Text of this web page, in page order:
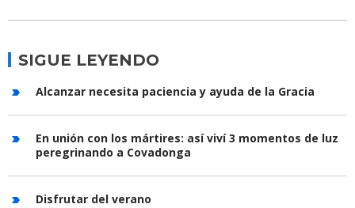
SIGUE LEYENDO
Alcanzar necesita paciencia y ayuda de la Gracia
En unión con los mártires: así viví 3 momentos de luz
peregrinando a Covadonga
Disfrutar del verano